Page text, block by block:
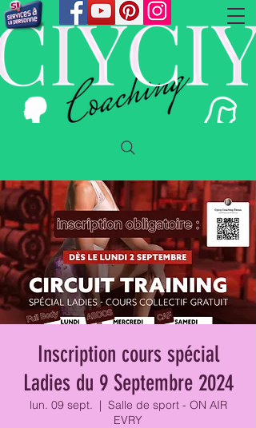
Inscription cours spécial
Ladies du 9 Septembre 2024
lun. 09 sept.
  |
Salle de sport - ON AIR
EVRY